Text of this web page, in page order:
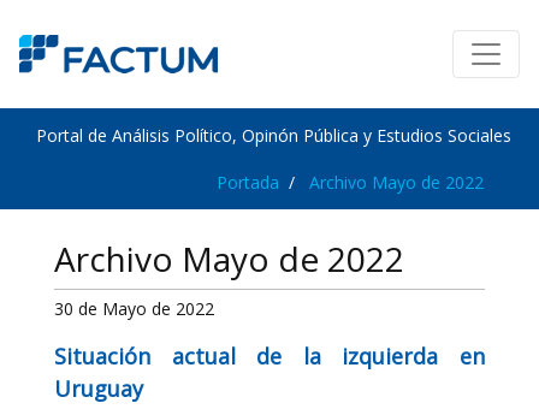
Portal de Análisis Político, Opinón Pública y Estudios Sociales
Portada Archivo Mayo de 2022
Archivo Mayo de 2022
30 de Mayo de 2022
Situación actual de la izquierda en
Uruguay